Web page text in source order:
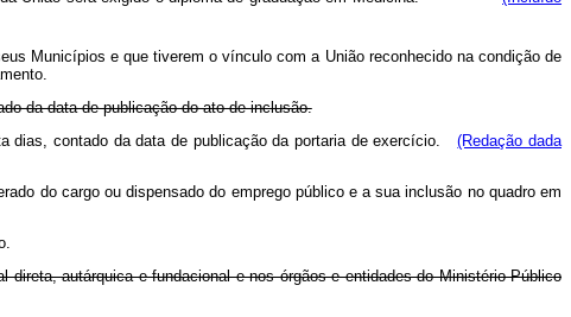
Municípios e que tiverem o vínculo com a União reconhecido na condição de
da data de publicação do ato de inclusão.
dias, contado da data de publicação da portaria de exercício.(Redação dada
do cargo ou dispensado do emprego público e a sua inclusão no quadro em
autárquica e fundacional e nos órgãos e entidades do Ministério Público